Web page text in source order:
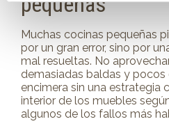
Muchas cocinas pequeñas
por un gran error, sino por
mal resueltas. No
demasiadas baldas y pocos
encimera sin una estrategia
interior de los muebles
algunos de los fallos más